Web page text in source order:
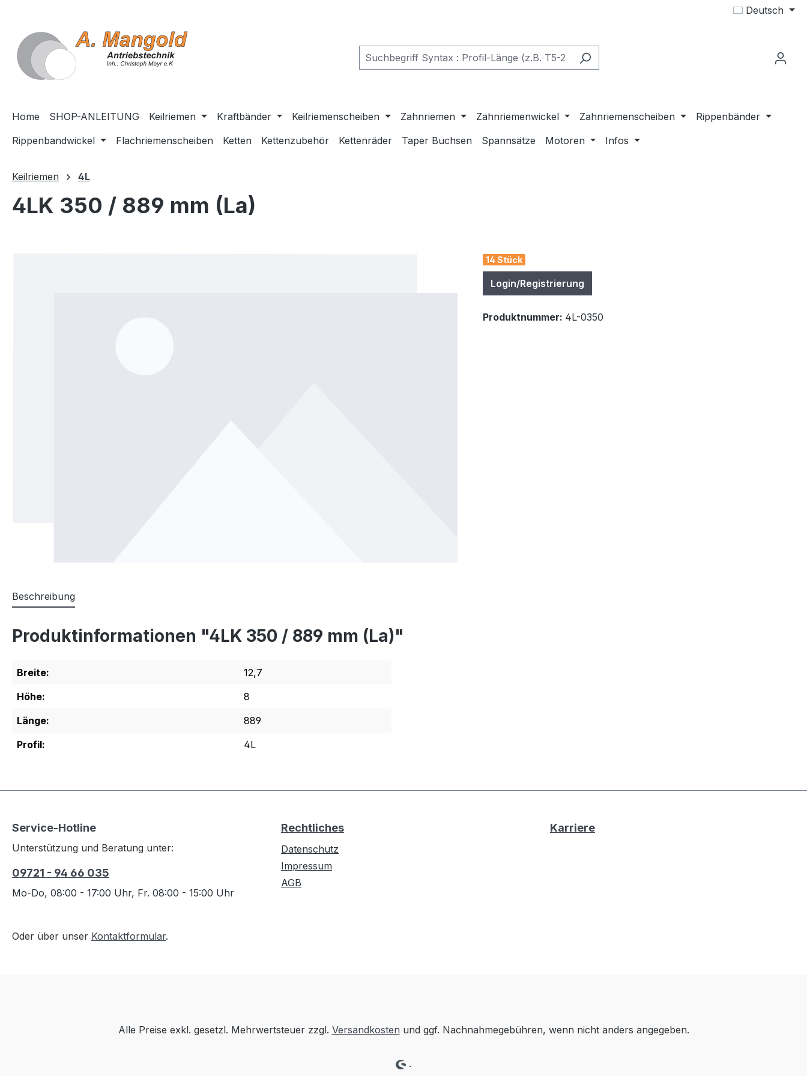
Deutsch
Home SHOP-ANLEITUNG Keilriemen Kraftbänder Keilriemenscheiben Zahnriemen Zahnriemenwickel Zahnriemenscheiben
Rippenbänder
Rippenbandwickel
Flachriemenscheiben Ketten Kettenzubehör Kettenräder Taper Buchsen Spannsätze Motoren Infos
Keilriemen 4L
4LK 350 / 889 mm (La)
14 Stück
Login/Registrierung
Produktnummer: 4L-0350
Beschreibung
Produktinformationen "4LK 350 / 889 mm (La)"
Breite:
12,7
Höhe:
8
Länge:
889
Profil:
4L
Service-Hotline
Unterstützung und Beratung unter:
09721 - 94 66 035
Mo-Do, 08:00 - 17:00 Uhr, Fr. 08:00 - 15:00 Uhr
Oder über unser Kontaktformular.
Rechtliches
Datenschutz
Impressum
AGB
Karriere
Alle Preise exkl. gesetzl. Mehrwertsteuer zzgl. Versandkosten und ggf. Nachnahmegebühren, wenn nicht anders angegeben.
.